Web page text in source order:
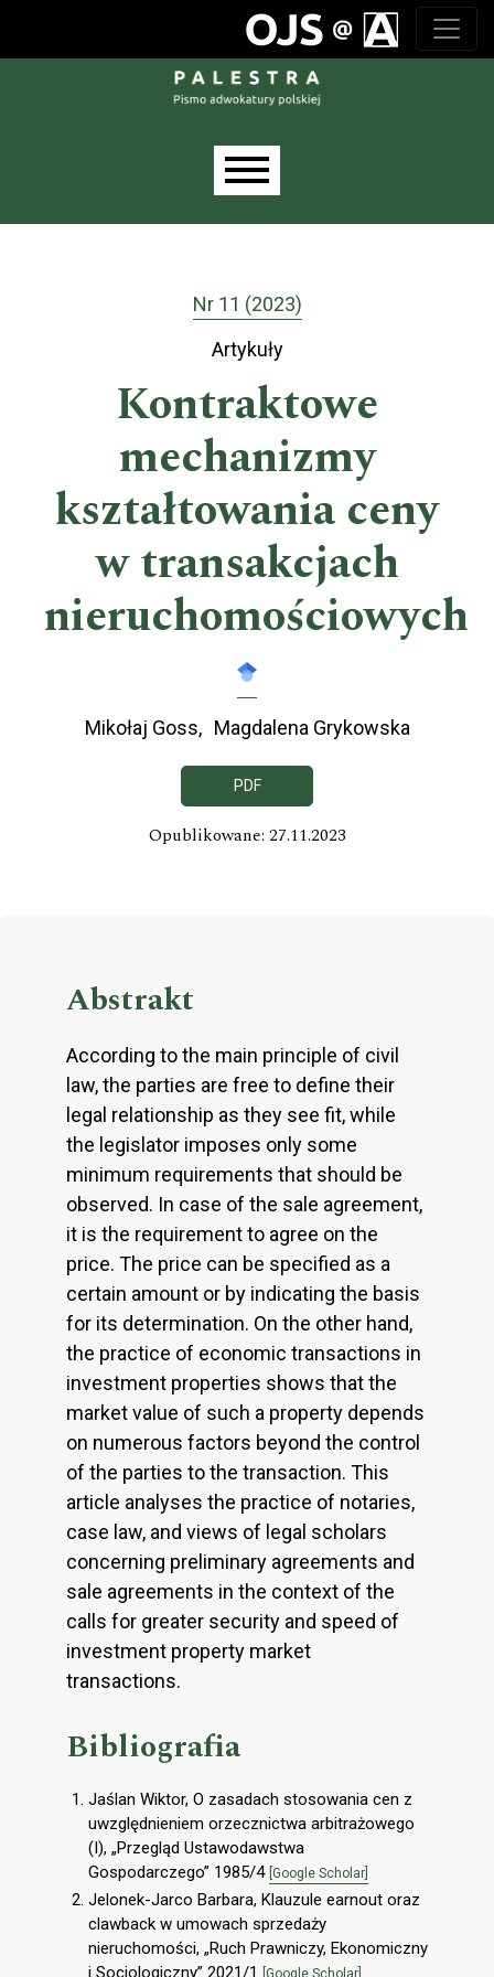
Nr 11 (2023)
Artykuły
Kontraktowe
mechanizmy
kształtowania ceny
w transakcjach
nieruchomościowych
Mikołaj Goss Magdalena Grykowska
PDF
Opublikowane: 27.11.2023
Abstrakt
According to the main principle of civil
law, the parties are free to define their
legal relationship as they see fit, while
the legislator imposes only some
minimum requirements that should be
observed. In case of the sale agreement,
it is the requirement to agree on the
price. The price can be specified as a
certain amount or by indicating the basis
for its determination. On the other hand,
the practice of economic transactions in
investment properties shows that the
market value of such a property depends
on numerous factors beyond the control
of the parties to the transaction. This
article analyses the practice of notaries,
case law, and views of legal scholars
concerning preliminary agreements and
sale agreements in the context of the
calls for greater security and speed of
investment property market
transactions.
Bibliografia
Jaślan Wiktor, O zasadach stosowania cen z
uwzględnieniem orzecznictwa arbitrażowego
(I), „Przegląd Ustawodawstwa
Gospodarczego” 1985/4 [Google Scholar]
Jelonek-Jarco Barbara, Klauzule earnout oraz
clawback w umowach sprzedaży
nieruchomości, „Ruch Prawniczy, Ekonomiczny
i Socjologiczny” 2021/1